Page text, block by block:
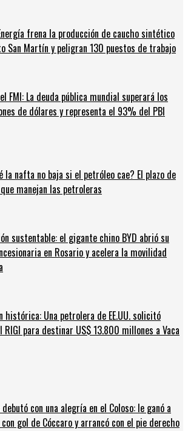
frena la producción de caucho sintético
San Martín y peligran 130 puestos de trabajo
FMI: La deuda pública mundial superará los
de dólares y representa el 93% del PBI
la nafta no baja si el petróleo cae? El plazo de
manejan las petroleras
sustentable: el gigante chino BYD abrió su
en Rosario y acelera la movilidad
histórica: Una petrolera de EE.UU. solicitó
RIGI para destinar US$ 13.800 millones a Vaca
debutó con una alegría en el Coloso: le ganó a
gol de Cóccaro y arrancó con el pie derecho